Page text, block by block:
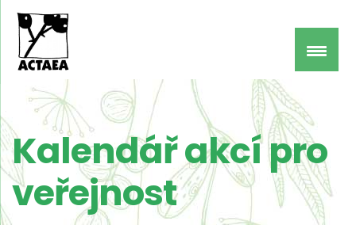
Kalendář akcí pro
veřejnost